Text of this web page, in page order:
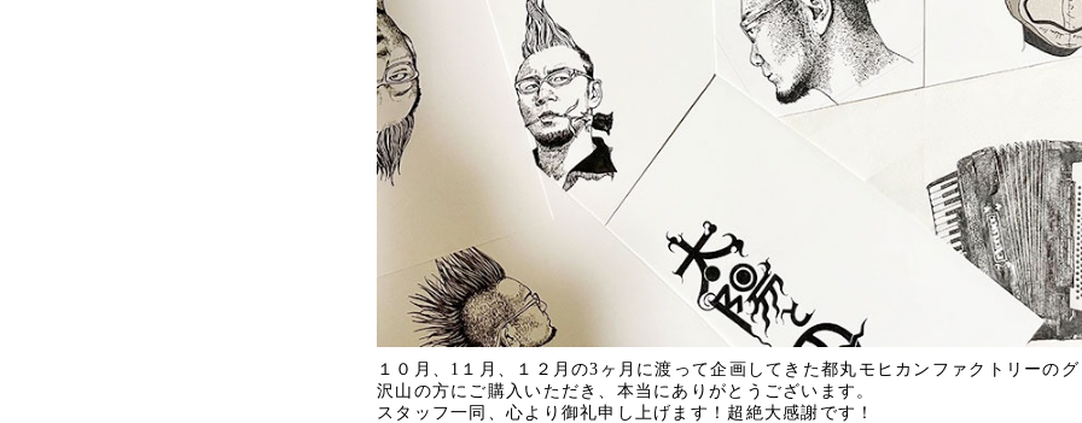
１０月、1１月、１２月の3ヶ月に渡って企画してきた都丸モヒカンファクトリーの
沢山の方にご購入いただき、本当にありがとうございます。
スタッフ一同、心より御礼申し上げます！超絶大感謝です！